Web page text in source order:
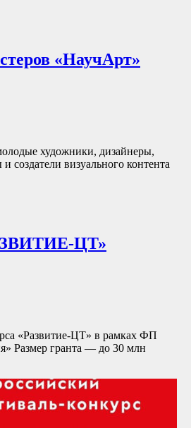
«НаучАрт»
художники, дизайнеры,
создатели визуального контента
ЦТ»
«Развитие-ЦТ» в рамках ФП
Размер гранта — до 30 млн